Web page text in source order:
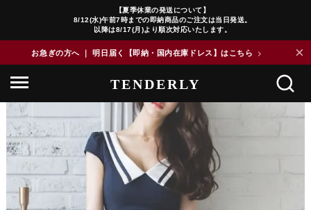
【夏季休業の発送について】
8/12(水)午前7時までの即納商品のご注文は当日発送。
以降は8/17(月)より順次対応いたします。
お急ぎの方へ ｜ 明日届く【即納・国内在庫ドレス】はこちら > ×